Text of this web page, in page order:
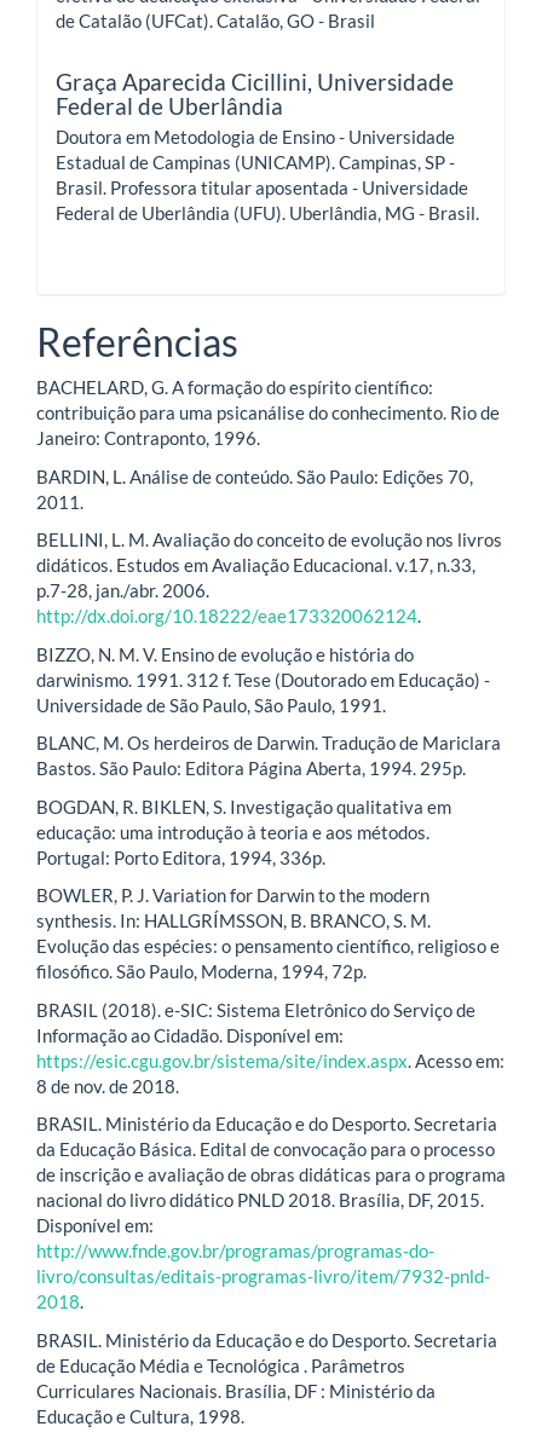
de Catalão (UFCat). Catalão, GO - Brasil
Graça Aparecida Cicillini, Universidade
Federal de Uberlândia
Doutora em Metodologia de Ensino - Universidade
Estadual de Campinas (UNICAMP). Campinas, SP -
Brasil. Professora titular aposentada - Universidade
Federal de Uberlândia (UFU). Uberlândia, MG - Brasil.
Referências
BACHELARD, G. A formação do espírito científico:
contribuição para uma psicanálise do conhecimento. Rio de
Janeiro: Contraponto, 1996.
BARDIN, L. Análise de conteúdo. São Paulo: Edições 70,
2011.
BELLINI, L. M. Avaliação do conceito de evolução nos livros
didáticos. Estudos em Avaliação Educacional. v.17, n.33,
p.7-28, jan./abr. 2006.
http://dx.doi.org/10.18222/eae173320062124.
BIZZO, N. M. V. Ensino de evolução e história do
darwinismo. 1991. 312 f. Tese (Doutorado em Educação) -
Universidade de São Paulo, São Paulo, 1991.
BLANC, M. Os herdeiros de Darwin. Tradução de Mariclara
Bastos. São Paulo: Editora Página Aberta, 1994. 295p.
BOGDAN, R. BIKLEN, S. Investigação qualitativa em
educação: uma introdução à teoria e aos métodos.
Portugal: Porto Editora, 1994, 336p.
BOWLER, P. J. Variation for Darwin to the modern
synthesis. In: HALLGRÍMSSON, B. BRANCO, S. M.
Evolução das espécies: o pensamento científico, religioso e
filosófico. São Paulo, Moderna, 1994, 72p.
BRASIL (2018). e-SIC: Sistema Eletrônico do Serviço de
Informação ao Cidadão. Disponível em:
https://esic.cgu.gov.br/sistema/site/index.aspx. Acesso em:
8 de nov. de 2018.
BRASIL. Ministério da Educação e do Desporto. Secretaria
da Educação Básica. Edital de convocação para o processo
de inscrição e avaliação de obras didáticas para o programa
nacional do livro didático PNLD 2018. Brasília, DF, 2015.
Disponível em:
http://www.fnde.gov.br/programas/programas-do-
livro/consultas/editais-programas-livro/item/7932-pnld-
2018.
BRASIL. Ministério da Educação e do Desporto. Secretaria
de Educação Média e Tecnológica . Parâmetros
Curriculares Nacionais. Brasília, DF : Ministério da
Educação e Cultura, 1998.